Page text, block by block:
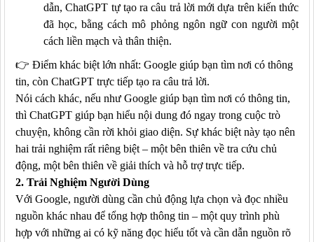
dẫn, ChatGPT tự tạo ra câu trả lời mới dựa trên kiến thức
đã học, bằng cách mô phỏng ngôn ngữ con người một
cách liền mạch và thân thiện.
👉 Điểm khác biệt lớn nhất: Google giúp bạn tìm nơi có thông
tin, còn ChatGPT trực tiếp tạo ra câu trả lời.
Nói cách khác, nếu như Google giúp bạn tìm nơi có thông tin,
thì ChatGPT giúp bạn hiểu nội dung đó ngay trong cuộc trò
chuyện, không cần rời khỏi giao diện. Sự khác biệt này tạo nên
hai trải nghiệm rất riêng biệt – một bên thiên về tra cứu chủ
động, một bên thiên về giải thích và hỗ trợ trực tiếp.
2. Trải Nghiệm Người Dùng
Với Google, người dùng cần chủ động lựa chọn và đọc nhiều
nguồn khác nhau để tổng hợp thông tin – một quy trình phù
hợp với những ai có kỹ năng đọc hiểu tốt và cần dẫn nguồn rõ